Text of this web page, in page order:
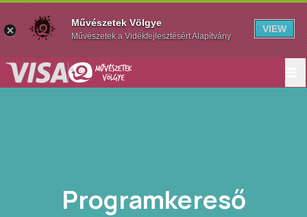
Programkereső
Művészetek Völgye
Művészetek a Vidékfejlesztésért Alapítvány
VIEW